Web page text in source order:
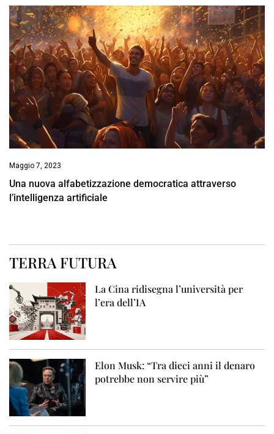
Maggio 7, 2023
Una nuova alfabetizzazione democratica attraverso
l’intelligenza artificiale
TERRA FUTURA
La Cina ridisegna l’università per
l’era dell’IA
Elon Musk: “Tra dieci anni il denaro
potrebbe non servire più”